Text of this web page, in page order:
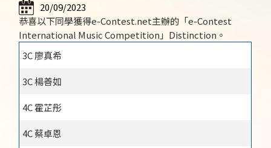
20/09/2023
恭喜以下同學獲得e-Contest.net主辦的「e-Contest
International Music Competition」Distinction。
3C 廖真希
3C 楊善如
4C 霍芷彤
4C 蔡卓恩